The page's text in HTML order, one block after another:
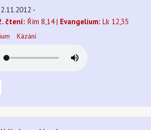
-
čtení: Ŕím 8,14 | Evangelium: Lk 12,35
Kázání